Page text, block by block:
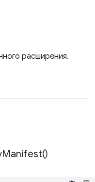
расширения.
Manifest()